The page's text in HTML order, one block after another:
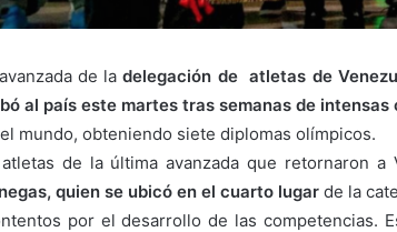
de ladelegación de atletas de
al país este martes tras semanas de intensas
mundo, obteniendo siete diplomas olímpicos.
de la última avanzada que retornaron a
quien se ubicó en el cuarto lugar de la
por el desarrollo de las competencias.